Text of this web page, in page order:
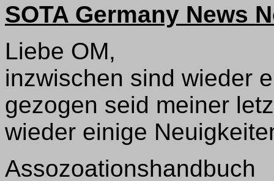
SOTA Germany News
Liebe OM,
inzwischen sind wieder
gezogen seid meiner
wieder einige
Assozoationshandbuch